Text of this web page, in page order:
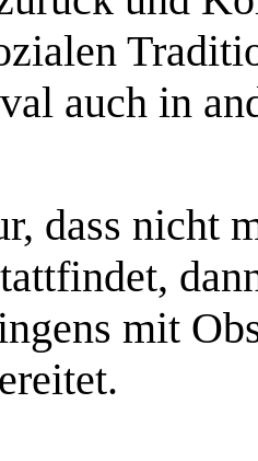
auch in
dass nicht
mit